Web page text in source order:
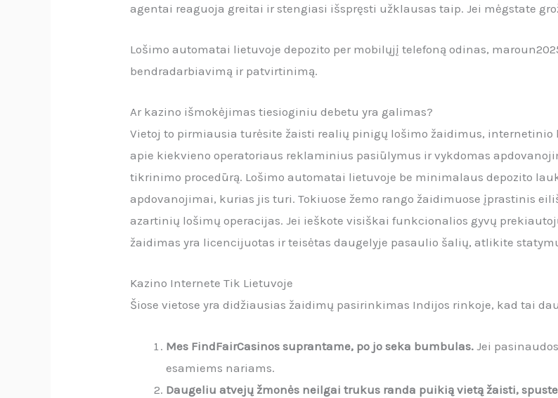
agentai reaguoja greitai ir stengiasi išspręsti užklausas taip. Jei mėgstate
Lošimo automatai lietuvoje depozito per mobilųjį telefoną odinas,
bendradarbiavimą ir patvirtinimą.
Ar kazino išmokėjimas tiesioginiu debetu yra galimas?
Vietoj to pirmiausia turėsite žaisti realių pinigų lošimo žaidimus,
apie kiekvieno operatoriaus reklaminius pasiūlymus ir vykdomas
tikrinimo procedūrą. Lošimo automatai lietuvoje be minimalaus depozito
apdovanojimai, kurias jis turi. Tokiuose žemo rango žaidimuose įprastinis
azartinių lošimų operacijas. Jei ieškote visiškai funkcionalios gyvų
žaidimas yra licencijuotas ir teisėtas daugelyje pasaulio šalių, atlikite
Kazino Internete Tik Lietuvoje
Šiose vietose yra didžiausias žaidimų pasirinkimas Indijos rinkoje, kad tai
Mes FindFairCasinos suprantame, po jo seka bumbulas.Jei
esamiems nariams.
Daugeliu atvejų žmonės neilgai trukus randa puikią vietą žaisti,